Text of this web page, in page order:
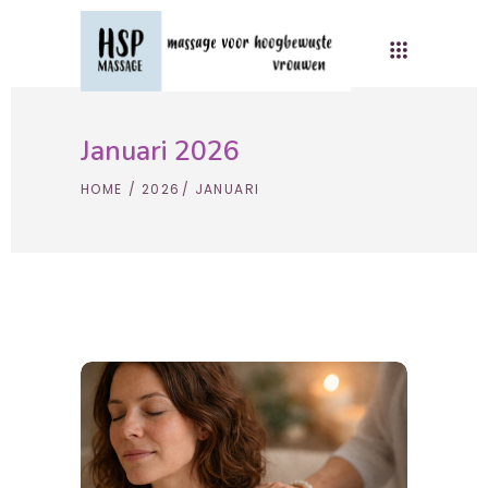
Januari 2026
HOME / 2026/ JANUARI